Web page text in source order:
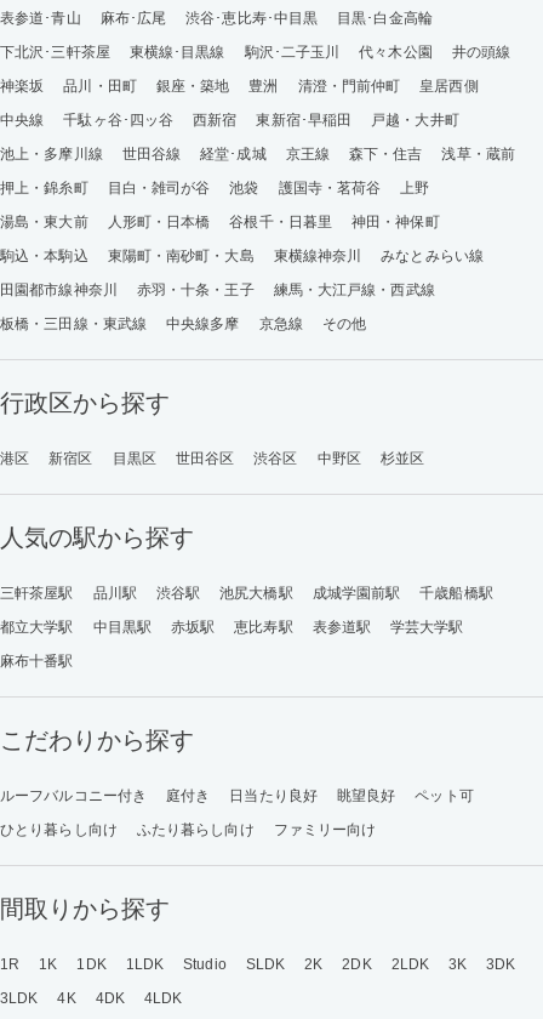
表参道･青山 麻布･広尾 渋谷･恵比寿･中目黒
目黒･白金高輪
下北沢･三軒茶屋
東横線･目黒線 駒沢･二子玉川 代々木公園
井の頭線
神楽坂
品川・田町 銀座・築地 豊洲 清澄・門前仲町
皇居西側
中央線
千駄ヶ谷･四ッ谷 西新宿 東新宿･早稲田
戸越・大井町
池上・多摩川線
世田谷線 経堂･成城 京王線 森下・住吉
浅草・蔵前
押上・錦糸町
目白・雑司が谷 池袋 護国寺・茗荷谷
上野
湯島・東大前
人形町・日本橋 谷根千・日暮里
神田・神保町
駒込・本駒込
東陽町・南砂町・大島 東横線神奈川
みなとみらい線
田園都市線神奈川
赤羽・十条・王子
練馬・大江戸線・西武線
板橋・三田線・東武線
中央線多摩 京急線 その他
行政区から探す
港区 新宿区 目黒区 世田谷区 渋谷区 中野区 杉並区
人気の駅から探す
三軒茶屋駅 品川駅 渋谷駅 池尻大橋駅 成城学園前駅
千歳船橋駅
都立大学駅
中目黒駅 赤坂駅 恵比寿駅 表参道駅
学芸大学駅
麻布十番駅
こだわりから探す
ルーフバルコニー付き 庭付き 日当たり良好 眺望良好
ペット可
ひとり暮らし向け
ふたり暮らし向け ファミリー向け
間取りから探す
1R 1K 1DK 1LDK Studio SLDK 2K 2DK 2LDK 3K
3DK
3LDK
4K 4DK 4LDK